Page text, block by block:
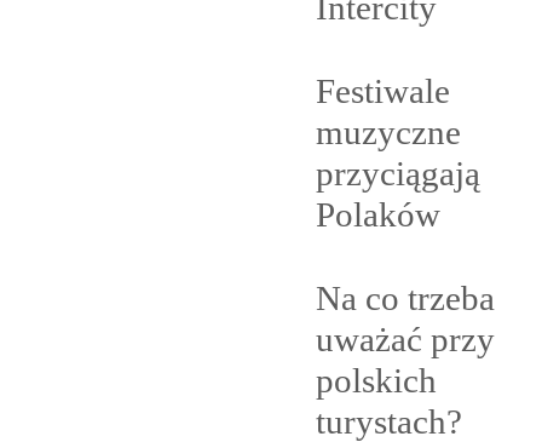
Festiwale
muzyczne
przyciągają
Polaków
Na co trzeba
uważać przy
polskich
turystach?